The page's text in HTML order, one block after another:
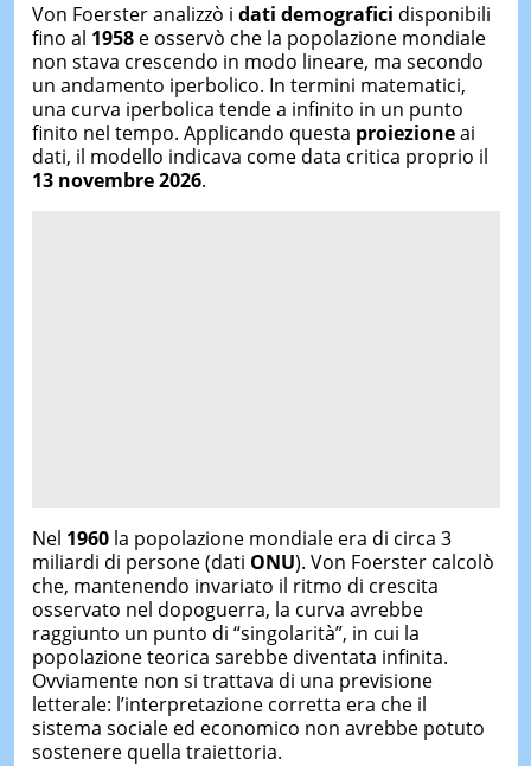
Von Foerster analizzò i dati demografici disponibili
fino al 1958e osservò che la popolazione mondiale
non stava crescendo in modo lineare, ma secondo
un andamento iperbolico. In termini matematici,
una curva iperbolica tende a infinito in un punto
finito nel tempo. Applicando questa proiezioneai
dati, il modello indicava come data critica proprio il
13 novembre 2026.
Nel 1960la popolazione mondiale era di circa 3
miliardi di persone (dati ONU). Von Foerster calcolò
che, mantenendo invariato il ritmo di crescita
osservato nel dopoguerra, la curva avrebbe
raggiunto un punto di “singolarità”, in cui la
popolazione teorica sarebbe diventata infinita.
Ovviamente non si trattava di una previsione
letterale: l’interpretazione corretta era che il
sistema sociale ed economico non avrebbe potuto
sostenere quella traiettoria.